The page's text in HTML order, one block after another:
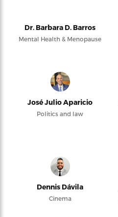
Dr. Barbara D. Barros
Mental Health & Menopause
José Julio Aparicio
Politics and law
Dennis Dávila
Cinema